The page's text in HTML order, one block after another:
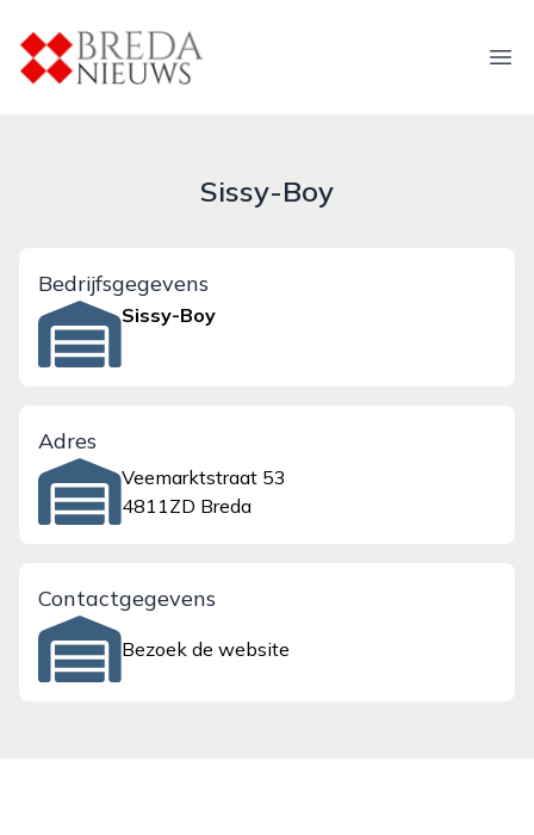
breda-nieuws.nl
Sissy-Boy
Bedrijfsgegevens
Sissy-Boy
Adres
Veemarktstraat 53
4811ZD Breda
Contactgegevens
Bezoek de website